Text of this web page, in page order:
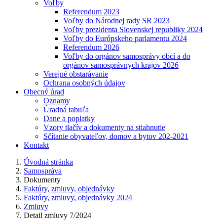
Voľby
Referendum 2023
Voľby do Národnej rady SR 2023
Voľby prezidenta Slovenskej republiky 2024
Voľby do Európskeho parlamentu 2024
Referendum 2026
Voľby do orgánov samosprávy obcí a do
orgánov samosprávnych krajov 2026
Verejné obstarávanie
Ochrana osobných údajov
Obecný úrad
Oznamy
Úradná tabuľa
Dane a poplatky
Vzory tlačív a dokumenty na stiahnutie
Sčítanie obyvateľov, domov a bytov 202-2021
Kontakt
Úvodná stránka
Samospráva
Dokumenty
Faktúry, zmluvy, objednávky
Faktúry, zmluvy, objednávky 2024
Zmluvy
Detail zmluvy 7/2024